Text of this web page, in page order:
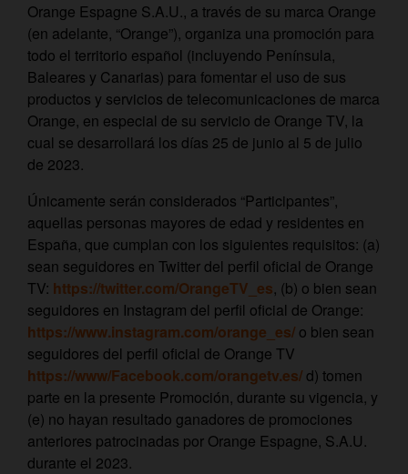
Orange Espagne S.A.U., a través de su marca Orange
(en adelante, “Orange”), organiza una promoción para
todo el territorio español (incluyendo Península,
Baleares y Canarias) para fomentar el uso de sus
productos y servicios de telecomunicaciones de marca
Orange, en especial de su servicio de Orange TV, la
cual se desarrollará los días 25 de junio al 5 de julio
de 2023.
Únicamente serán considerados “Participantes”,
aquellas personas mayores de edad y residentes en
España, que cumplan con los siguientes requisitos: (a)
sean seguidores en Twitter del perfil oficial de Orange
TV: https://twitter.com/OrangeTV_es, (b) o bien sean
seguidores en Instagram del perfil oficial de Orange:
https://www.instagram.com/orange_es/ o bien sean
seguidores del perfil oficial de Orange TV
https://www/Facebook.com/orangetv.es/ d) tomen
parte en la presente Promoción, durante su vigencia, y
(e) no hayan resultado ganadores de promociones
anteriores patrocinadas por Orange Espagne, S.A.U.
durante el 2023.